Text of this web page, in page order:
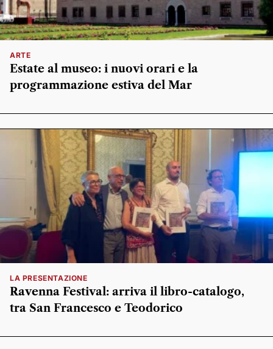
ARTE
Estate al museo: i nuovi orari e la
programmazione estiva del Mar
LA PRESENTAZIONE
Ravenna Festival: arriva il libro-catalogo,
tra San Francesco e Teodorico